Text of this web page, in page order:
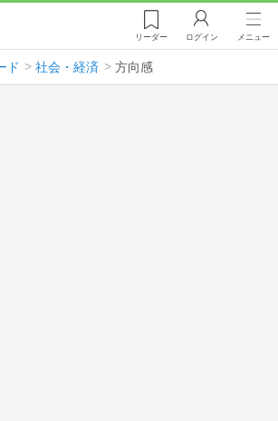
リーダー ログイン メニュー
ド 社会・経済 方向感